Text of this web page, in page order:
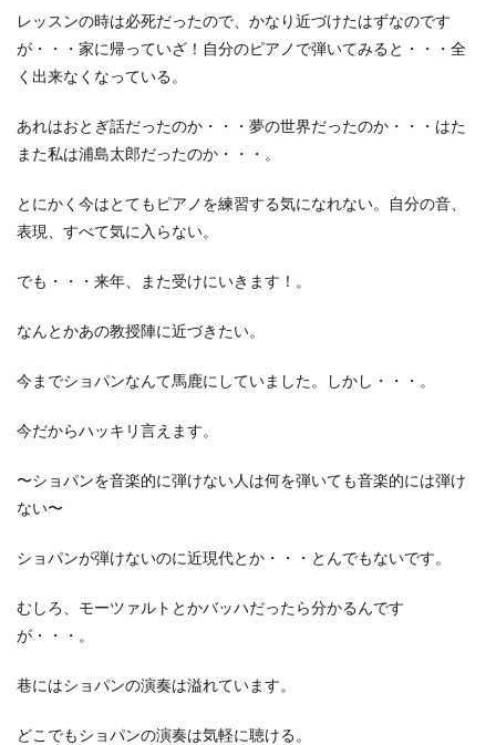
レッスンの時は必死だったので、かなり近づけたはずなのです
が・・・家に帰っていざ！自分のピアノで弾いてみると・・・全
く出来なくなっている。
あれはおとぎ話だったのか・・・夢の世界だったのか・・・はた
また私は浦島太郎だったのか・・・。
とにかく今はとてもピアノを練習する気になれない。自分の音、
表現、すべて気に入らない。
でも・・・来年、また受けにいきます！。
なんとかあの教授陣に近づきたい。
今までショパンなんて馬鹿にしていました。しかし・・・。
今だからハッキリ言えます。
〜ショパンを音楽的に弾けない人は何を弾いても音楽的には弾け
ない〜
ショパンが弾けないのに近現代とか・・・とんでもないです。
むしろ、モーツァルトとかバッハだったら分かるんです
が・・・。
巷にはショパンの演奏は溢れています。
どこでもショパンの演奏は気軽に聴ける。